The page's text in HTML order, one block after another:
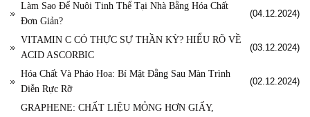
Làm Sao Để Nuôi Tinh Thể Tại Nhà Bằng Hóa Chất
Đơn Giản?
(04.12.2024)
VITAMIN C CÓ THỰC SỰ THẦN KỲ? HIỂU RÕ VỀ
ACID ASCORBIC
(03.12.2024)
Hóa Chất Và Pháo Hoa: Bí Mật Đằng Sau Màn Trình
Diễn Rực Rỡ
(02.12.2024)
GRAPHENE: CHẤT LIỆU MỎNG HƠN GIẤY,